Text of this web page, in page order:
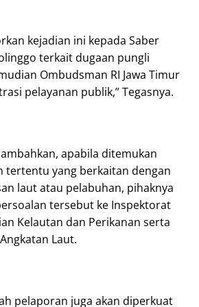
kejadian ini kepada Saber
terkait dugaan pungli
Ombudsman RI Jawa Timur
pelayanan publik,” Tegasnya.
apabila ditemukan
tertentu yang berkaitan dengan
laut atau pelabuhan, pihaknya
tersebut ke Inspektorat
Kelautan dan Perikanan serta
Laut.
pelaporan juga akan diperkuat